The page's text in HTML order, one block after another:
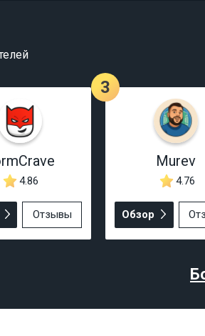
4.86
Отзывы
3
Murev
4.76
Обзор